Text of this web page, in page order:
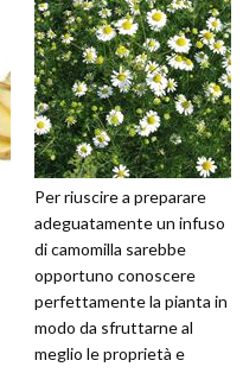
Per riuscire a preparare
adeguatamente un infuso
di camomilla sarebbe
opportuno conoscere
perfettamente la pianta in
modo da sfruttarne al
meglio le proprietà e